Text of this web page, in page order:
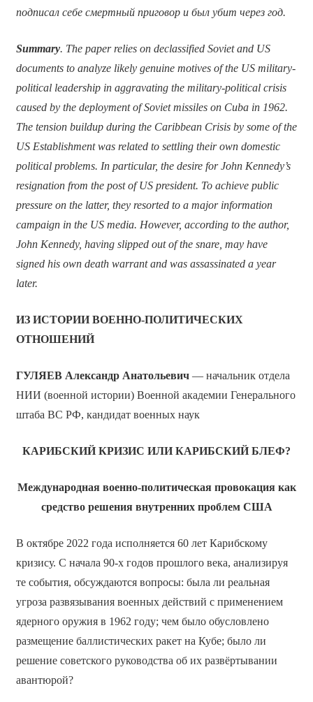
подписал себе смертный приговор и был убит через год.
Summary. The paper relies on declassified Soviet and US
documents to analyze likely genuine motives of the US military-
political leadership in aggravating the military-political crisis
caused by the deployment of Soviet missiles on Cuba in 1962.
The tension buildup during the Caribbean Crisis by some of the
US Establishment was related to settling their own domestic
political problems. In particular, the desire for John Kennedy’s
resignation from the post of US president. To achieve public
pressure on the latter, they resorted to a major information
campaign in the US media. However, according to the author,
John Kennedy, having slipped out of the snare, may have
signed his own death warrant and was assassinated a year
later.
ИЗ ИСТОРИИ ВОЕННО-ПОЛИТИЧЕСКИХ
ОТНОШЕНИЙ
ГУЛЯЕВ Александр Анатольевич— начальник отдела
НИИ (военной истории) Военной академии Генерального
штаба ВС РФ, кандидат военных наук
КАРИБСКИЙ КРИЗИС ИЛИ КАРИБСКИЙ БЛЕФ?
Международная военно-политическая провокация как
средство решения внутренних проблем США
В октябре 2022 года исполняется 60 лет Карибскому
кризису. С начала 90-х годов прошлого века, анализируя
те события, обсуждаются вопросы: была ли реальная
угроза развязывания военных действий с применением
ядерного оружия в 1962 году; чем было обусловлено
размещение баллистических ракет на Кубе; было ли
решение советского руководства об их развёртывании
авантюрой?